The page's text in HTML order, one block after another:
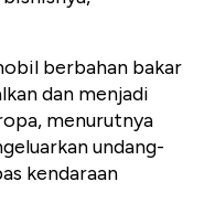
berbahan bakar
dan menjadi
menurutnya
undang-
kendaraan